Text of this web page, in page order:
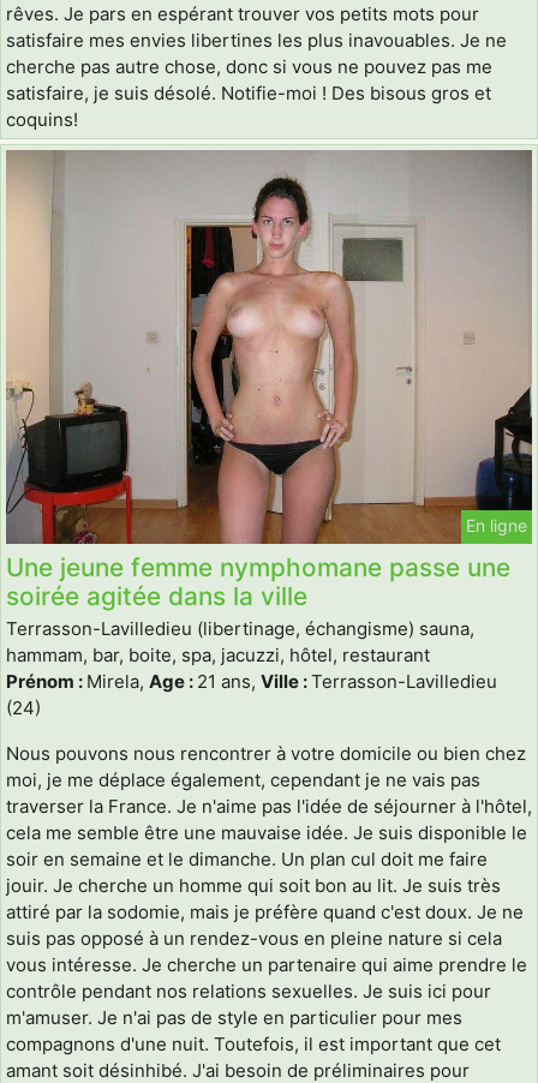
rêves. Je pars en espérant trouver vos petits mots pour
satisfaire mes envies libertines les plus inavouables. Je ne
cherche pas autre chose, donc si vous ne pouvez pas me
satisfaire, je suis désolé. Notifie-moi ! Des bisous gros et
coquins!
En ligne
Une jeune femme nymphomane passe une
soirée agitée dans la ville
Terrasson-Lavilledieu (libertinage, échangisme) sauna,
hammam, bar, boite, spa, jacuzzi, hôtel, restaurant
Prénom : Mirela, Age : 21 ans, Ville :Terrasson-Lavilledieu
(24)
Nous pouvons nous rencontrer à votre domicile ou bien chez
moi, je me déplace également, cependant je ne vais pas
traverser la France. Je n'aime pas l'idée de séjourner à l'hôtel,
cela me semble être une mauvaise idée. Je suis disponible le
soir en semaine et le dimanche. Un plan cul doit me faire
jouir. Je cherche un homme qui soit bon au lit. Je suis très
attiré par la sodomie, mais je préfère quand c'est doux. Je ne
suis pas opposé à un rendez-vous en pleine nature si cela
vous intéresse. Je cherche un partenaire qui aime prendre le
contrôle pendant nos relations sexuelles. Je suis ici pour
m'amuser. Je n'ai pas de style en particulier pour mes
compagnons d'une nuit. Toutefois, il est important que cet
amant soit désinhibé. J'ai besoin de préliminaires pour